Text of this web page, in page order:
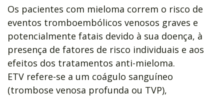
Os pacientes com mieloma correm o risco de
eventos tromboembólicos venosos graves e
potencialmente fatais devido à sua doença, à
presença de fatores de risco individuais e aos
efeitos dos tratamentos anti-mieloma.
ETV refere-se a um coágulo sanguíneo
(trombose venosa profunda ou TVP),